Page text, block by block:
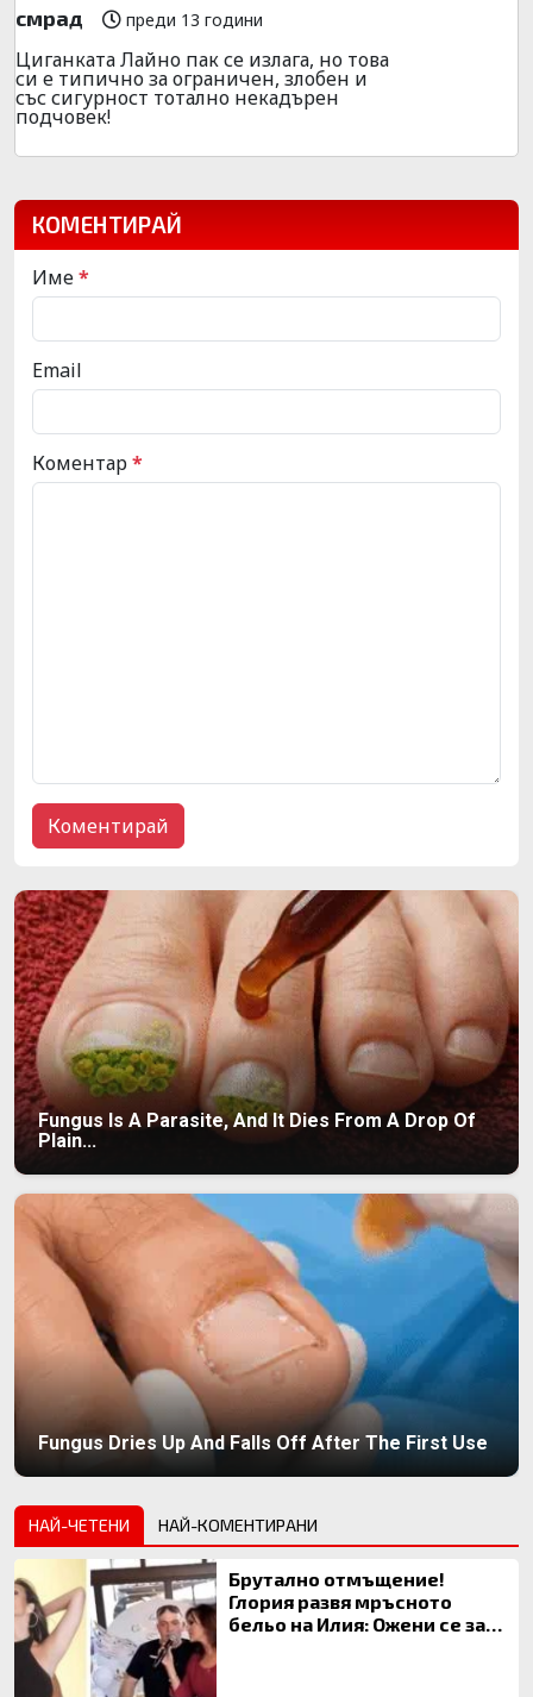
смрад преди 13 години
Циганката Лайно пак се излага, но това
си е типично за ограничен, злобен и
със сигурност тотално некадърен
подчовек!
КОМЕНТИРАЙ
Име*
Email
Коментар*
Fungus Is A Parasite, And It Dies From A Drop Of
Plain...
Fungus Dries Up And Falls Off After The First Use
НАЙ-ЧЕТЕНИ НАЙ-КОМЕНТИРАНИ
Брутално отмъщение!
Глория развя мръсното
бельо на Илия: Ожени се за